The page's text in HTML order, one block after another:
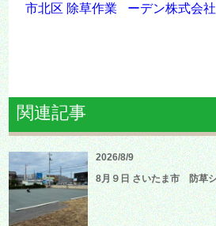
市北区 除草作業
ーデン株式会社
関連記事
2026/8/9
8月９日 さいたま市 防草